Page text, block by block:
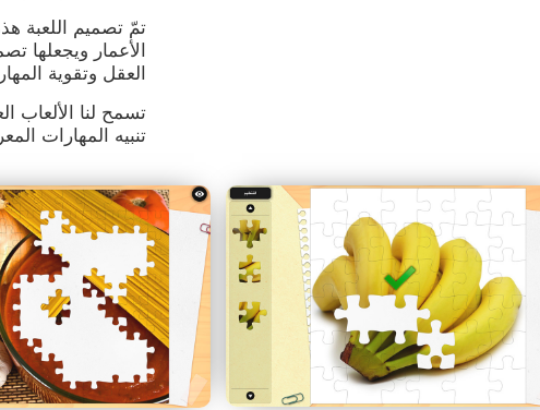
تمّ تصميم اللعبة
العقل وتقوية
تسمح لنا الألعاب
تنبيه المهارات